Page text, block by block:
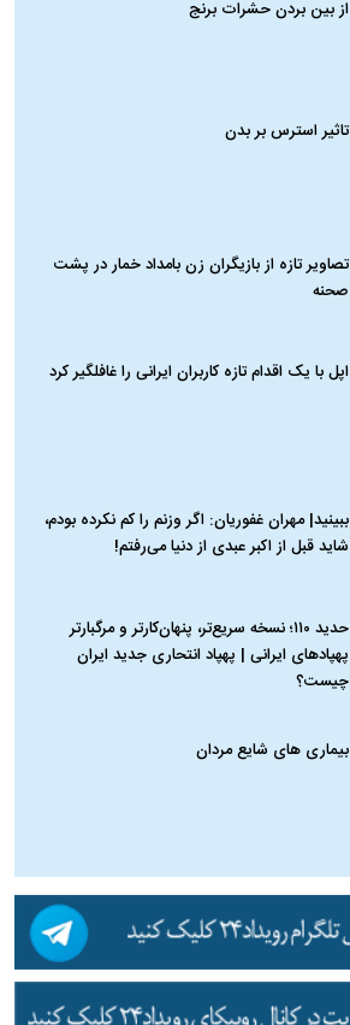
از بین بردن حشرات برنج
تاثیر استرس بر بدن
تصاویر تازه از بازیگران زن بامداد خمار در پشت
صحنه
اپل با یک اقدام تازه کاربران ایرانی را غافلگیر کرد
ببینید| مهران غفوریان: اگر وزنم را کم نکرده بودم،
شاید قبل از اکبر عبدی از دنیا می‌رفتم!
حدید ۱۱۰؛ نسخه سریع‌تر، پنهان‌کارتر و مرگبارتر
پهپادهای ایرانی | پهپاد انتحاری جدید ایران
چیست؟
بیماری‌ های شایع مردان